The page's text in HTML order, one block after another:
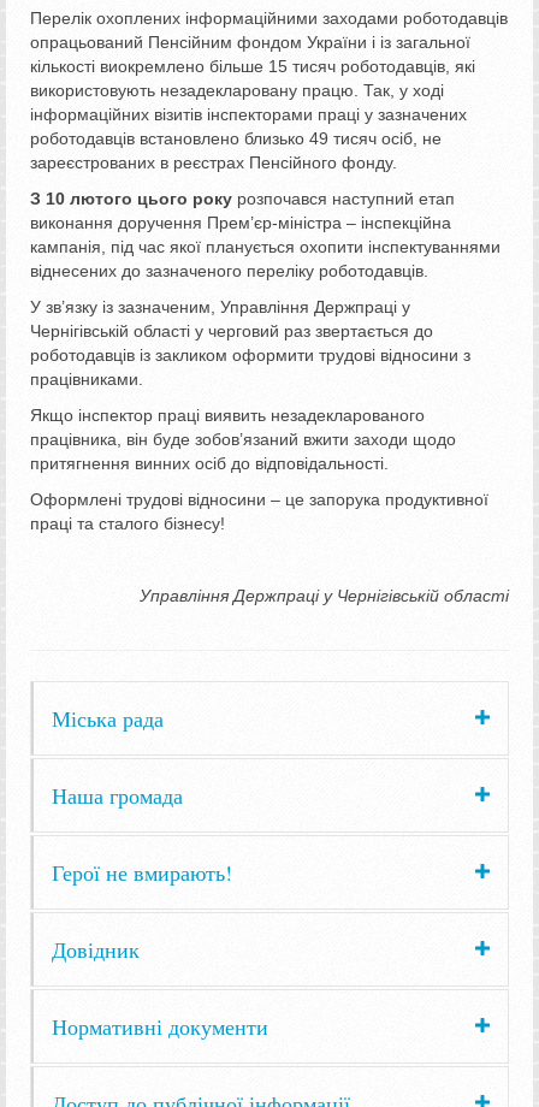
Перелік охоплених інформаційними заходами роботодавців
опрацьований Пенсійним фондом України і із загальної
кількості виокремлено більше 15 тисяч роботодавців, які
використовують незадекларовану працю. Так, у ході
інформаційних візитів інспекторами праці у зазначених
роботодавців встановлено близько 49 тисяч осіб, не
зареєстрованих в реєстрах Пенсійного фонду.
З 10 лютого цього року розпочався наступний етап
виконання доручення Прем’єр-міністра – інспекційна
кампанія, під час якої планується охопити інспектуваннями
віднесених до зазначеного переліку роботодавців.
У зв’язку із зазначеним, Управління Держпраці у
Чернігівській області у черговий раз звертається до
роботодавців із закликом оформити трудові відносини з
працівниками.
Якщо інспектор праці виявить незадекларованого
працівника, він буде зобов’язаний вжити заходи щодо
притягнення винних осіб до відповідальності.
Оформлені трудові відносини ­– це запорука продуктивної
праці та сталого бізнесу!
Управління Держпраці у Чернігівській області
Міська рада
Наша громада
Герої не вмирають!
Довідник
Нормативні документи